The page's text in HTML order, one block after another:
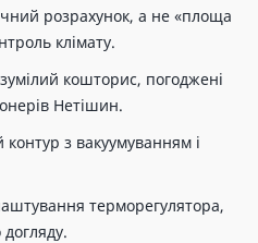
розрахунок, а не «площа
клімату.
кошторис, погоджені
Нетішин.
з вакуумуванням і
терморегулятора,